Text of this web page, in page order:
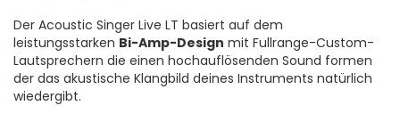
Der Acoustic Singer Live LT basiert auf dem
leistungsstarken Bi-Amp-Design mit Fullrange-Custom-
Lautsprechern die einen hochauflösenden Sound formen
der das akustische Klangbild deines Instruments natürlich
wiedergibt.